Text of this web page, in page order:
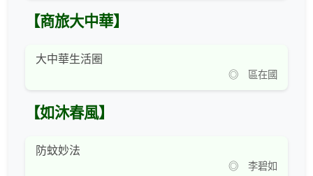
【商旅大中華】
大中華生活圈
◎ 區在國
【如沐春風】
防蚊妙法
◎ 李碧如